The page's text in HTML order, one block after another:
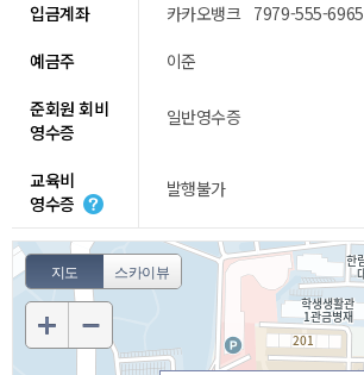
입금계좌
카카오뱅크 7979-555-6965
예금주
이준
준회원 회비
영수증
일반영수증
교육비
영수증
발행불가
지도 스카이뷰